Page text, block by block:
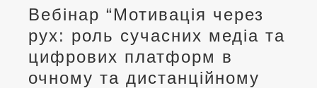
Вебінар “Мотивація через
рух: роль сучасних медіа та
цифрових платформ в
очному та дистанційному